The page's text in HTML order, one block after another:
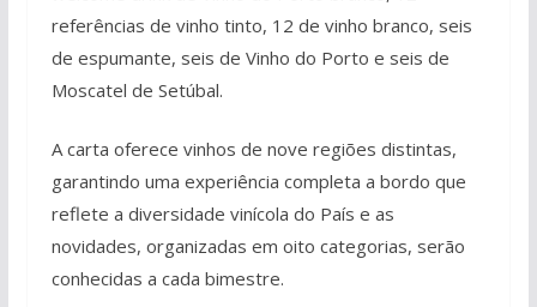
referências de vinho tinto, 12 de vinho branco, seis
de espumante, seis de Vinho do Porto e seis de
Moscatel de Setúbal.
A carta oferece vinhos de nove regiões distintas,
garantindo uma experiência completa a bordo que
reflete a diversidade vinícola do País e as
novidades, organizadas em oito categorias, serão
conhecidas a cada bimestre.